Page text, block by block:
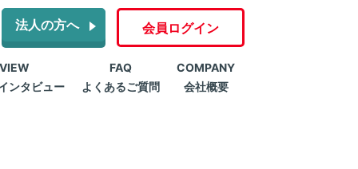
法人の方へ 会員ログイン
ンタビュー
FAQ
よくあるご質問
COMPANY
会社概要